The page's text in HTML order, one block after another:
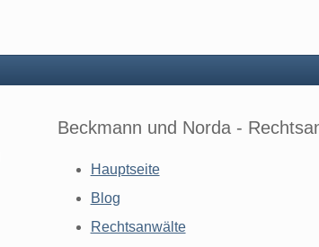
Beckmann und Norda -
Hauptseite
Blog
Rechtsanwälte